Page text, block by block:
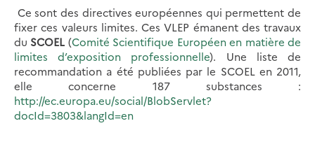
Ce sont des directives européennes qui permettent de
fixer ces valeurs limites. Ces VLEP émanent des travaux
du SCOEL (Comité Scientifique Européen en matière de
limites d’exposition professionnelle). Une liste de
recommandation a été publiées par le SCOEL en 2011,
elle concerne 187 substances :
http://ec.europa.eu/social/BlobServlet?
docId=3803&langId=en